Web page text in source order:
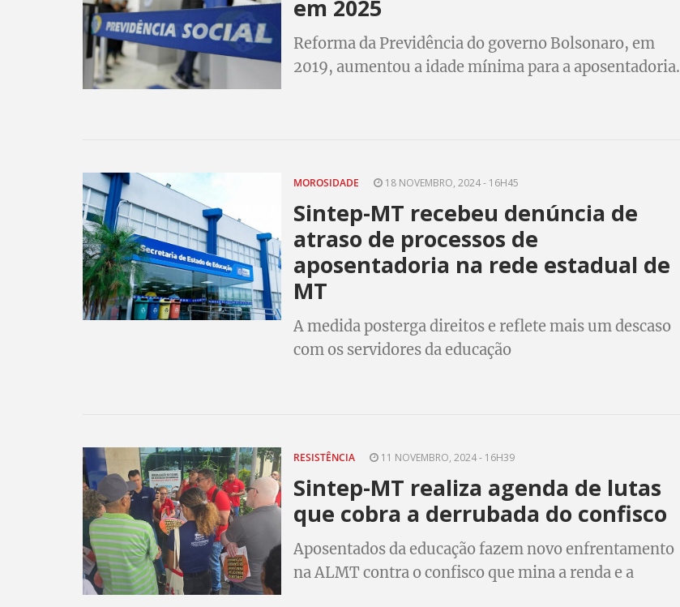
em 2025
Reforma da Previdência do governo Bolsonaro, em
2019, aumentou a idade mínima para a aposentadoria.
MOROSIDADE 18 NOVEMBRO, 2024 - 16H45
Sintep-MT recebeu denúncia de
atraso de processos de
aposentadoria na rede estadual de
MT
A medida posterga direitos e reflete mais um descaso
com os servidores da educação
RESISTÊNCIA 11 NOVEMBRO, 2024 - 16H39
Sintep-MT realiza agenda de lutas
que cobra a derrubada do confisco
Aposentados da educação fazem novo enfrentamento
na ALMT contra o confisco que mina a renda e a